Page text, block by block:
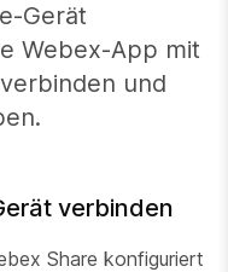
Gerät
Webex-App mit
und
verbinden
Share konfiguriert